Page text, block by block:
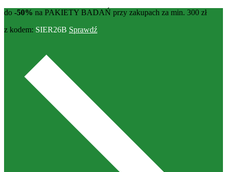
do -50% na PAKIETY BADAŃ przy zakupach za min. 300 zł
z kodem: SIER26B Sprawdź